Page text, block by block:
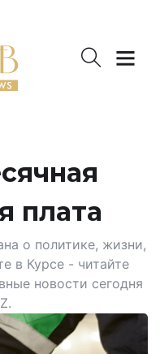
плата
о политике, жизни,
в Курсе - читайте
новости сегодня